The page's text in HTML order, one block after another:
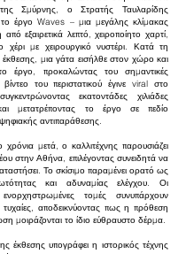
Σμύρνης, ο Στρατής Ταυλαρίδης
έργο Waves – μια μεγάλης κλίμακας
εξαιρετικά λεπτό, χειροποίητο χαρτί,
χέρι με χειρουργικό νυστέρι. Κατά τη
έκθεσης, μια γάτα εισήλθε στον χώρο και
έργο, προκαλώντας του σημαντικές
του περιστατικού έγινε viral στο
εκατοντάδες χιλιάδες
μετατρέποντας το έργο σε πεδίο
αντιπαράθεσης.
μετά, ο καλλιτέχνης παρουσιάζει
στην Αθήνα, επιλέγοντας συνειδητά να
Το σκίσιμο παραμένει ορατό ως
και αδυναμίας ελέγχου. Οι
ενορχηστρωμένες τομές συνυπάρχουν
τυχαίες, αποδεικνύοντας πως η πρόθεση
μοιράζονται το ίδιο εύθραυστο δέρμα.
έκθεσης υπογράφει η ιστορικός τέχνης